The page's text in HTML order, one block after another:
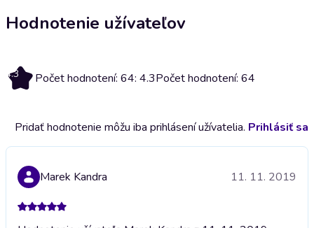
Hodnotenie užívateľov
4.3 Počet hodnotení: 64: 4.3Počet hodnotení: 64
Pridať hodnotenie môžu iba prihlásení užívatelia. Prihlásiť sa
Marek Kandra 11. 11. 2019